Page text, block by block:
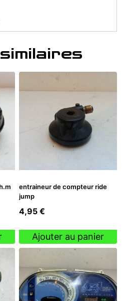
entraineur de compteur ride
jump
4,95 €
Ajouter au panier